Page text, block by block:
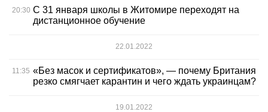
20:30 С 31 января школы в Житомире переходят на
дистанционное обучение
22.01.2022
11:35 «Без масок и сертификатов», — почему Британия
резко смягчает карантин и чего ждать украинцам?
19.01.2022